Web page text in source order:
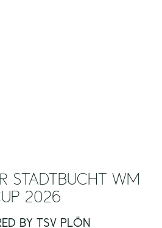
STADTBUCHT WM
2026
BY TSV PLÖN